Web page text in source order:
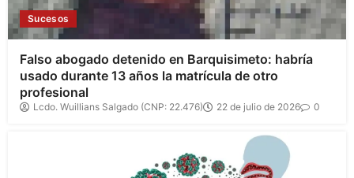
Sucesos
Falso abogado detenido en Barquisimeto: habría
usado durante 13 años la matrícula de otro
profesional
Lcdo. Wuillians Salgado (CNP: 22.476) 22 de julio de 2026 0